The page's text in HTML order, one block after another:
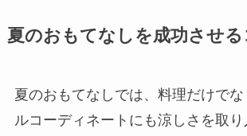
夏のおもてなしを成功させる
夏のおもてなしでは、料理だけで
ルコーディネートにも涼しさを取